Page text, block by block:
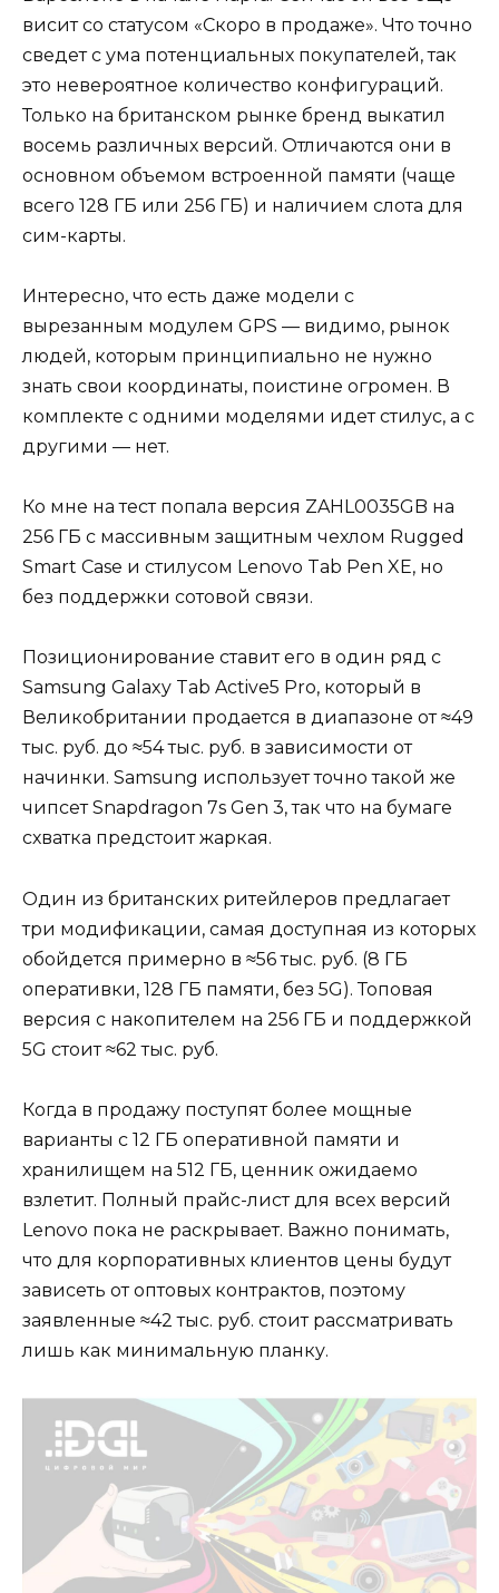
висит со статусом «Скоро в продаже». Что точно
сведет с ума потенциальных покупателей, так
это невероятное количество конфигураций.
Только на британском рынке бренд выкатил
восемь различных версий. Отличаются они в
основном объемом встроенной памяти (чаще
всего 128 ГБ или 256 ГБ) и наличием слота для
сим-карты.
Интересно, что есть даже модели с
вырезанным модулем GPS — видимо, рынок
людей, которым принципиально не нужно
знать свои координаты, поистине огромен. В
комплекте с одними моделями идет стилус, а с
другими — нет.
Ко мне на тест попала версия ZAHL0035GB на
256 ГБ с массивным защитным чехлом Rugged
Smart Case и стилусом Lenovo Tab Pen XE, но
без поддержки сотовой связи.
Позиционирование ставит его в один ряд с
Samsung Galaxy Tab Active5 Pro, который в
Великобритании продается в диапазоне от ≈49
тыс. руб. до ≈54 тыс. руб. в зависимости от
начинки. Samsung использует точно такой же
чипсет Snapdragon 7s Gen 3, так что на бумаге
схватка предстоит жаркая.
Один из британских ритейлеров предлагает
три модификации, самая доступная из которых
обойдется примерно в ≈56 тыс. руб. (8 ГБ
оперативки, 128 ГБ памяти, без 5G). Топовая
версия с накопителем на 256 ГБ и поддержкой
5G стоит ≈62 тыс. руб.
Когда в продажу поступят более мощные
варианты с 12 ГБ оперативной памяти и
хранилищем на 512 ГБ, ценник ожидаемо
взлетит. Полный прайс-лист для всех версий
Lenovo пока не раскрывает. Важно понимать,
что для корпоративных клиентов цены будут
зависеть от оптовых контрактов, поэтому
заявленные ≈42 тыс. руб. стоит рассматривать
лишь как минимальную планку.